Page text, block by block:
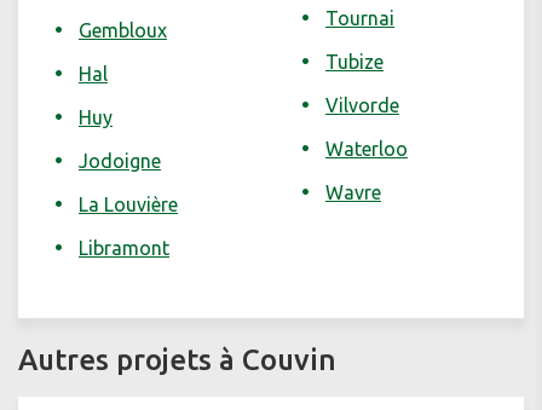
Gembloux
Hal
Huy
Jodoigne
La Louvière
Libramont
Tournai
Tubize
Vilvorde
Waterloo
Wavre
Autres projets à Couvin